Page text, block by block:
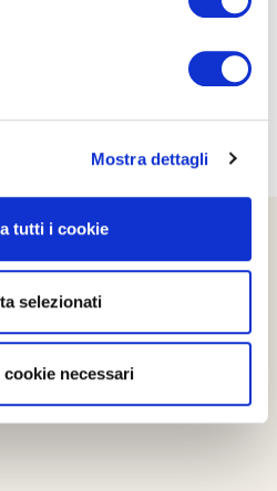
Mostra dettagli
tutti i cookie
selezionati
cookie necessari